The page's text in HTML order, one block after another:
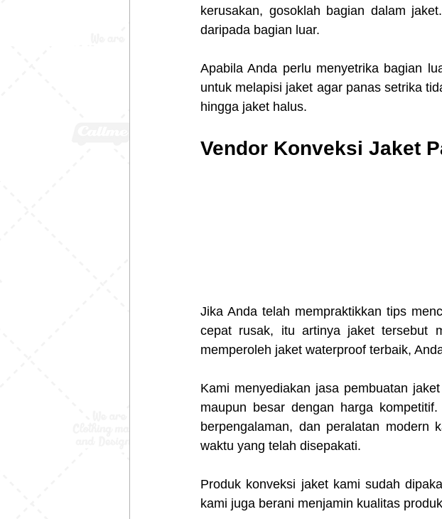
kerusakan, gosoklah bagian dalam
daripada bagian luar.
Apabila Anda perlu menyetrika bagian
untuk melapisi jaket agar panas setrika
hingga jaket halus.
Vendor Konveksi Jaket
Jika Anda telah mempraktikkan tips
cepat rusak, itu artinya jaket tersebut
memperoleh jaket waterproof terbaik,
Kami menyediakan jasa pembuatan
maupun besar dengan harga
berpengalaman, dan peralatan modern
waktu yang telah disepakati.
Produk konveksi jaket kami sudah
kami juga berani menjamin kualitas